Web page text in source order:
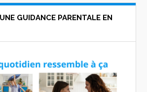
GUIDANCE PARENTALE EN